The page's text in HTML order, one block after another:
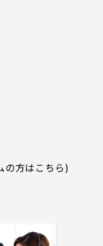
の方はこちら)